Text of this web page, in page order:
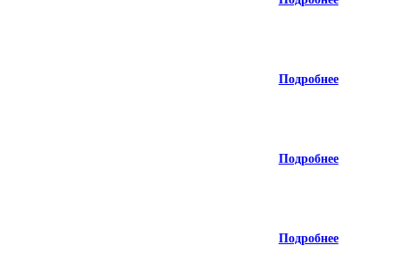
Подробнее
Подробнее
Подробнее